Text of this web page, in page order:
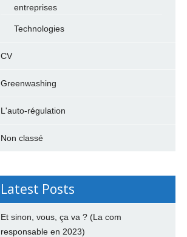
entreprises
Technologies
CV
Greenwashing
L'auto-régulation
Non classé
Latest Posts
Et sinon, vous, ça va ? (La com
responsable en 2023)